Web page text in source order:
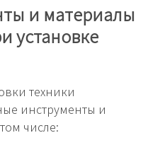
и материалы
установке
техники
инструменты и
числе: